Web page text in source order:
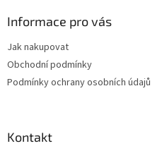
Informace pro vás
Jak nakupovat
Obchodní podmínky
Podmínky ochrany osobních údajů
Kontakt